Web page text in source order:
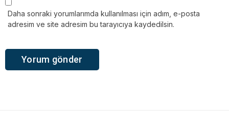
Daha sonraki yorumlarımda kullanılması için adım, e-posta
adresim ve site adresim bu tarayıcıya kaydedilsin.